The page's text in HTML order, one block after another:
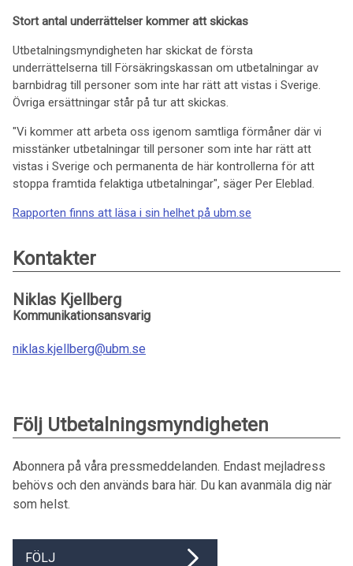
Stort antal underrättelser kommer att skickas
Utbetalningsmyndigheten har skickat de första
underrättelserna till Försäkringskassan om utbetalningar av
barnbidrag till personer som inte har rätt att vistas i Sverige.
Övriga ersättningar står på tur att skickas.
"Vi kommer att arbeta oss igenom samtliga förmåner där vi
misstänker utbetalningar till personer som inte har rätt att
vistas i Sverige och permanenta de här kontrollerna för att
stoppa framtida felaktiga utbetalningar", säger Per Eleblad.
Rapporten finns att läsa i sin helhet på ubm.se
Kontakter
Niklas Kjellberg
Kommunikationsansvarig
niklas.kjellberg@ubm.se
Följ Utbetalningsmyndigheten
Abonnera på våra pressmeddelanden. Endast mejladress
behövs och den används bara här. Du kan avanmäla dig när
som helst.
FÖLJ